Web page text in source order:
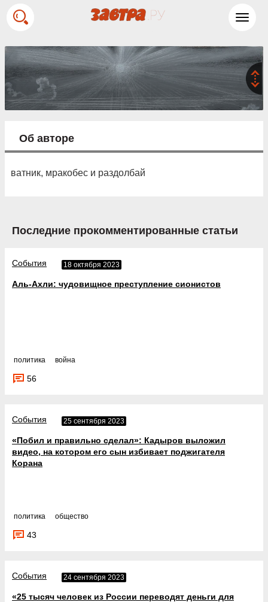
Об авторе
ватник, мракобес и раздолбай
Последние прокомментированные статьи
События 18 октября 2023
Аль-Ахли: чудовищное преступление сионистов
политика война
56
События 25 сентября 2023
«Побил и правильно сделал»: Кадыров выложил
видео, на котором его сын избивает поджигателя
Корана
политика общество
43
События 24 сентября 2023
«25 тысяч человек из России переводят деньги для